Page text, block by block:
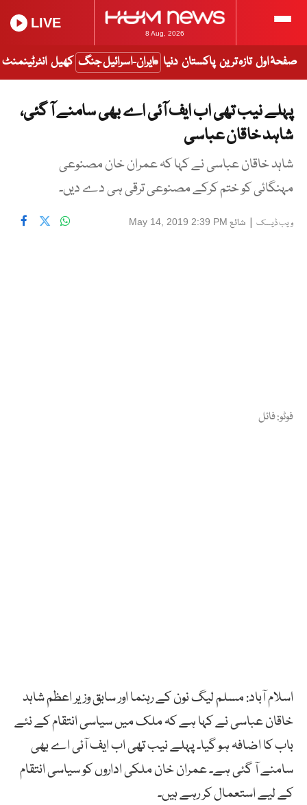
8 Aug, 2026
LIVE
صفحۂ اول تازہ ترین پاکستان دنیا ایران-اسرائیل جنگ کھیل انٹرٹینمنٹ
پہلے نیب تھی اب ایف آئی اے بھی سامنے آ گئی،
شاہد خاقان عباسی
شاہد خاقان عباسی نے کہا کہ عمران خان مصنوعی
مہنگائی کو ختم کرکے مصنوعی ترقی ہی دے دیں۔
ویب ڈیسک | شائع May 14, 2019 2:39 PM
فوٹو: فائل
اسلام آباد: مسلم لیگ نون کے رہنما اور سابق وزیر اعظم شاہد
خاقان عباسی نے کہا ہے کہ ملک میں سیاسی انتقام کے نئے
باب کا اضافہ ہو گیا۔ پہلے نیب تھی اب ایف آئی اے بھی
سامنے آ گئی ہے۔ عمران خان ملکی اداروں کو سیاسی انتقام
کے لیے استعمال کر رہے ہیں۔